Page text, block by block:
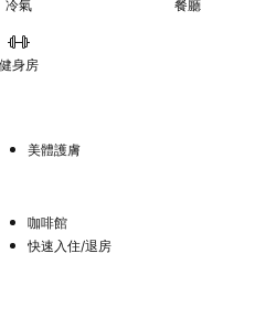
冷氣 餐廳
健身房
美體護膚
咖啡館
快速入住/退房